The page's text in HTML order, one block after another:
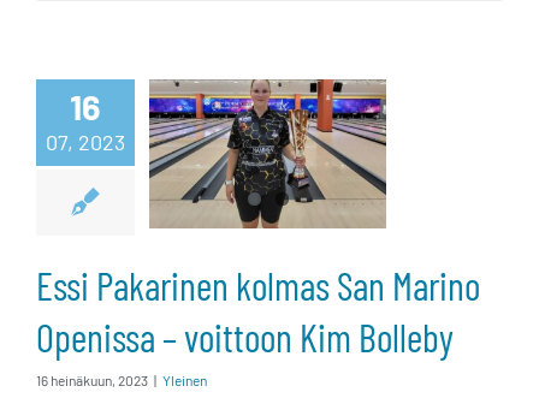
16
07, 2023
kolmas San
Marino
Openissa –
voittoon Kim
Bolleby
Essi Pakarinen kolmas San Marino
Openissa – voittoon Kim Bolleby
16 heinäkuun, 2023 | Yleinen